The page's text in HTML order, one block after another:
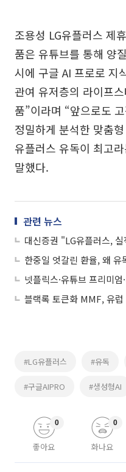
조용성 LG유플러스 제
품은 유튜브를 통해 양
시에 구글 AI 프로로 지
관여 유저층의 라이프
품”이라며 “앞으로도
정밀하게 분석한 맞춤
유플러스 유독이 최고
말했다.
관련 뉴스
대신증권 "LG유플러스,
한중일 엇갈린 환율, 왜 유
블랙록 토큰화 MMF, 유럽
#LG유플러스 #유독
#구글AIPRO #생성형AI
좋아요
0
화나요
0